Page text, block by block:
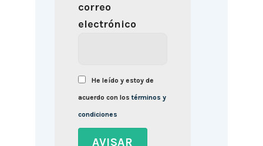
correo
electrónico
He leído y estoy de
acuerdo con lostérminos y
condiciones